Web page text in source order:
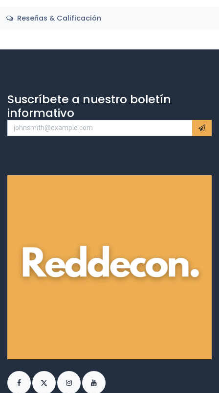
Reseñas & Calificación
Suscríbete a nuestro boletín
informativo